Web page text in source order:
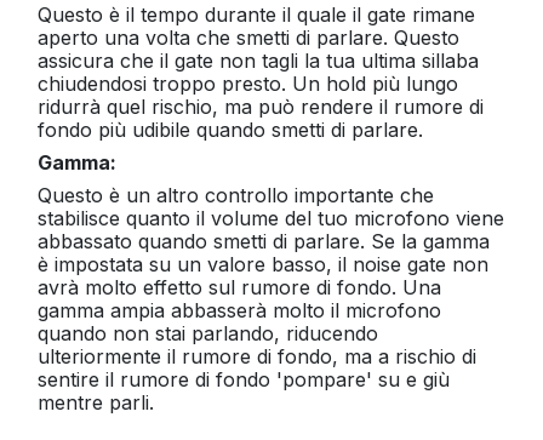
Questo è il tempo durante il quale il gate rimane
aperto una volta che smetti di parlare. Questo
assicura che il gate non tagli la tua ultima sillaba
chiudendosi troppo presto. Un hold più lungo
ridurrà quel rischio, ma può rendere il rumore di
fondo più udibile quando smetti di parlare.
Gamma:
Questo è un altro controllo importante che
stabilisce quanto il volume del tuo microfono viene
abbassato quando smetti di parlare. Se la gamma
è impostata su un valore basso, il noise gate non
avrà molto effetto sul rumore di fondo. Una
gamma ampia abbasserà molto il microfono
quando non stai parlando, riducendo
ulteriormente il rumore di fondo, ma a rischio di
sentire il rumore di fondo 'pompare' su e giù
mentre parli.